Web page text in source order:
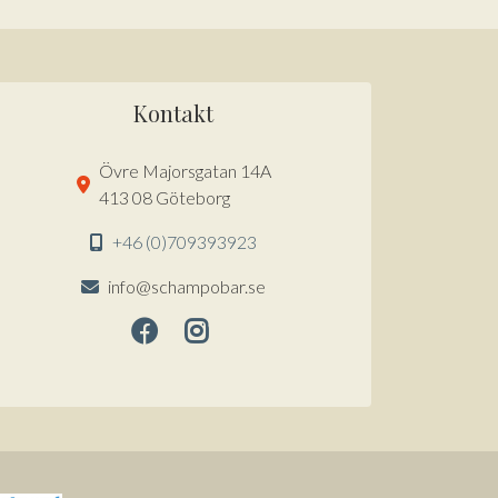
Kontakt
Övre Majorsgatan 14A
413 08 Göteborg
+46 (0)709393923
info@schampobar.se